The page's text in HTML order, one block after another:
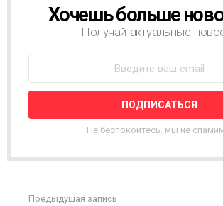
О
Т
Н
А
Ы
Хочешь больше
Получай актуальные
Не беспокойтесь, мы не
Предыдущая запись